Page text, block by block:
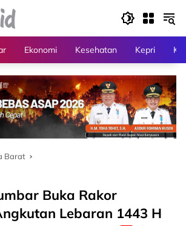
Ekonomi Kesehatan Kepri
Barat
Buka Rakor
Lebaran 1443 H